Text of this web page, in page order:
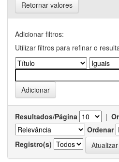
Retornar valores
Adicionar filtros:
Utilizar filtros para refinar o
Resultados/Página |
Ordenar
Registro(s)